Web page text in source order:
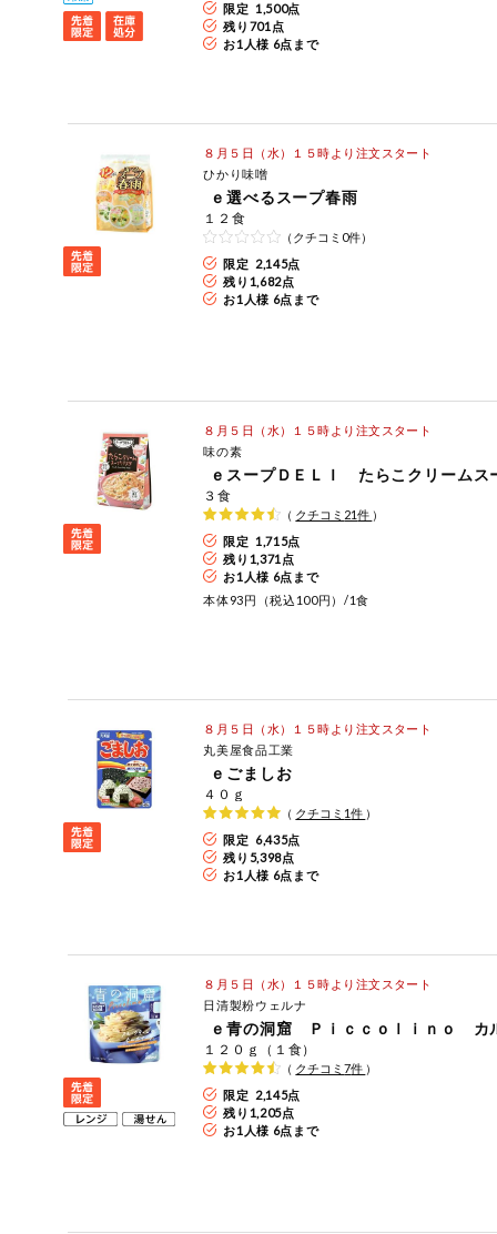
商品のリクエスト
テキスト注文サイトを表示
お問い合わせ
住居・生活用
趣味・娯楽
先着限定企画
スマート・ワ
よりどりでお
複数注文でお
ポイントがも
らえる！
ミールキット
組合員さんの
リクエスト
限定 1,500点
残り 701 点
お1人様 6点まで
８月５日（水）１５時より注文スタート
ひかり味噌
ｅ選べるスープ春雨
１２食
（クチコミ0件）
限定 2,145点
残り 1,682点
お1人様 6点まで
８月５日（水）１５時より注文スタート
味の素
ｅスープＤＥＬＩ たらこクリームス
３食
（ クチコミ 21件 ）
限定 1,715点
残り 1,371 点
お1人様 6点まで
本体93円（税込100円）/1食
８月５日（水）１５時より注文スタート
丸美屋食品工業
ｅごましお
４０ｇ
（ クチコミ 1件 ）
限定 6,435点
残り 5,398点
お1人様 6点まで
８月５日（水）１５時より注文スタート
日清製粉ウェルナ
ｅ青の洞窟 Ｐｉｃｃｏｌｉｎｏ カ
１２０ｇ（１食）
（ クチコミ7件 ）
限定 2,145点
残り 1,205点
お1人様 6点まで